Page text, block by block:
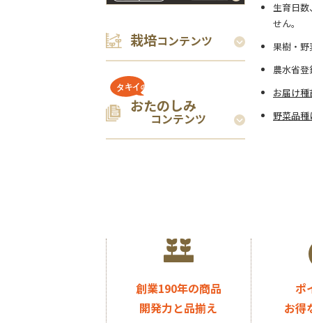
栽培コンテンツ
おたのしみ
コンテンツ
生育日数
せん。
果樹・
農水省
お届け
野菜品
創業190年の商品
開発力と品揃え
ポ
お得